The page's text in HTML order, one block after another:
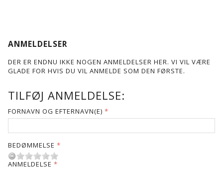
ANMELDELSER
DER ER ENDNU IKKE NOGEN ANMELDELSER HER. VI VIL VÆRE
GLADE FOR HVIS DU VIL ANMELDE SOM DEN FØRSTE.
TILFØJ ANMELDELSE:
FORNAVN OG EFTERNAVN(E)
BEDØMMELSE
ANMELDELSE